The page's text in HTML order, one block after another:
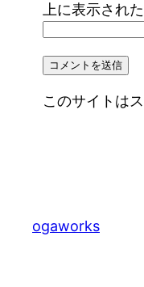
上に表示され
このサイトは
ogaworks